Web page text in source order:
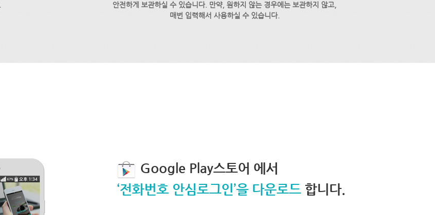
안전하게 보관하실 수 있습니다. 만약, 원하지 않는 경우에는 보관하지 않고,
매번 입력해서 사용하실 수 있습니다.
Google Play스토어 에서
‘전화번호 안심로그인’을 다운로드 합니다.